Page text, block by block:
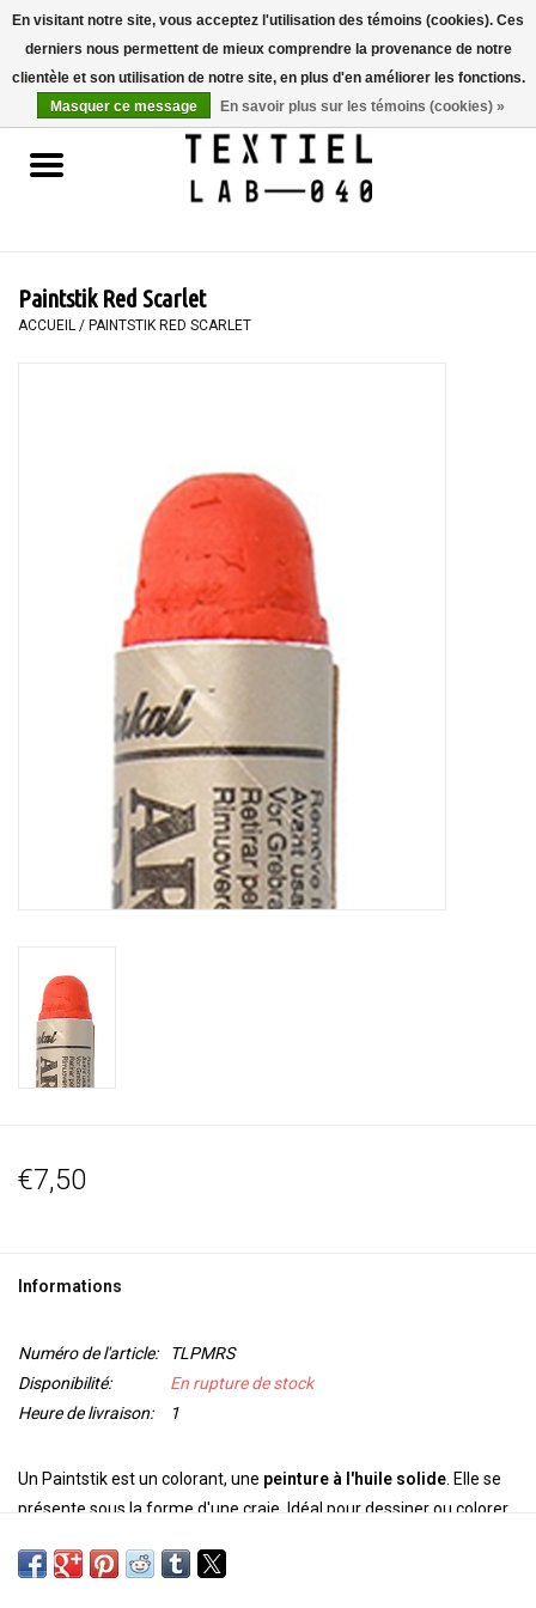
Accueil
LIVRES
PEINTURE
Paintstik Red Scarlet
ACCUEIL / PAINTSTIK RED SCARLET
€7,50
Informations
Numéro de l'article:
TLPMRS
Disponibilité:
En rupture de stock
Heure de livraison:
1
Un Paintstik est un colorant, une peinture à l'huile solide. Elle se
présente sous la forme d'une craie. Idéal pour dessiner ou colorer
Paintstiks: les couleurs avec une finition
En visitant notre site, vous acceptez l'utilisation des témoins (cookies). Ces
derniers nous permettent de mieux comprendre la provenance de notre
clientèle et son utilisation de notre site, en plus d'en améliorer les fonctions.
Masquer ce message
En savoir plus sur les témoins (cookies) »